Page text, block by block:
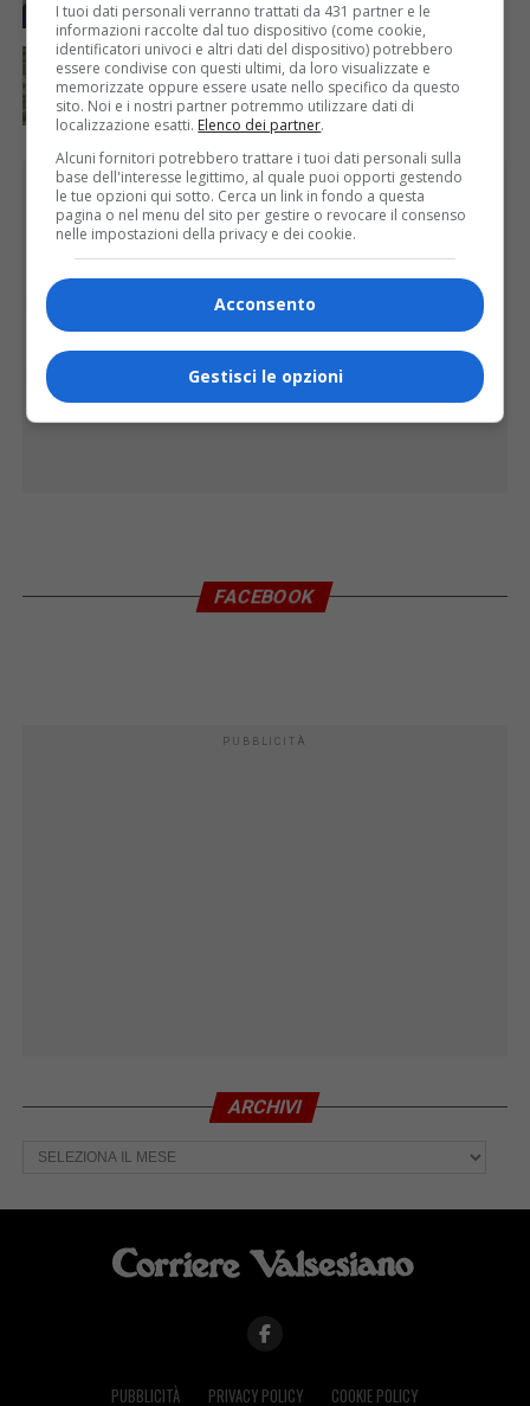
ATTUALITÀ 5 giorni fa
Siccità, Gattinara chiede il riconoscimento dello
stato di calamità naturale
PUBBLICITÀ
FACEBOOK
PUBBLICITÀ
ARCHIVI
Archivi
PUBBLICITÀ PRIVACY POLICY COOKIE POLICY
I tuoi dati personali verranno trattati da 431 partner e le
informazioni raccolte dal tuo dispositivo (come cookie,
identificatori univoci e altri dati del dispositivo) potrebbero
essere condivise con questi ultimi, da loro visualizzate e
memorizzate oppure essere usate nello specifico da questo
sito. Noi e i nostri partner potremmo utilizzare dati di
localizzazione esatti. Elenco dei partner.
Alcuni fornitori potrebbero trattare i tuoi dati personali sulla
base dell'interesse legittimo, al quale puoi opporti gestendo
le tue opzioni qui sotto. Cerca un link in fondo a questa
pagina o nel menu del sito per gestire o revocare il consenso
nelle impostazioni della privacy e dei cookie.
Acconsento
Gestisci le opzioni